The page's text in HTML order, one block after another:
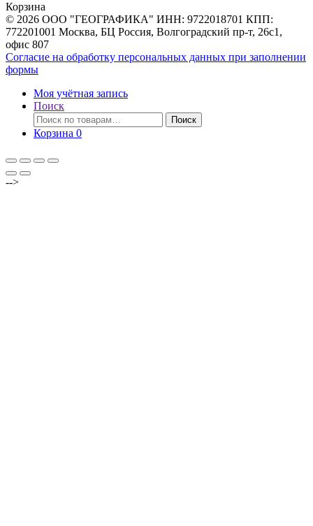
Корзина
© 2026 ООО "ГЕОГРАФИКА" ИНН: 9722018701 КПП:
772201001 Москва, БЦ Россия, Волгоградский пр-т, 26с1,
офис 807
Согласие на обработку персональных данных при заполнении
формы
Моя учётная запись
Поиск
Искать:
Поиск
Корзина 0
-->